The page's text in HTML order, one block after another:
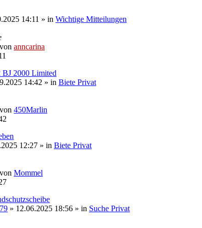
14:11 » in Wichtige Mitteilungen
von anncarina
2000 Limited
14:42 » in Biete Privat
von 450Marlin
12:27 » in Biete Privat
von Mommel
» 12.06.2025 18:56 » in Suche Privat